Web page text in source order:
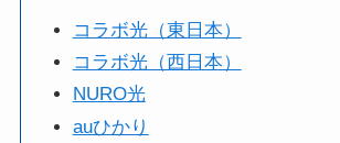
コラボ光（東日本）
コラボ光（西日本）
NURO光
auひかり